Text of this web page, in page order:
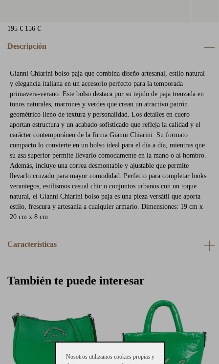
195 € 156 €
Descripción
Gianni Chiarini bolso paja que combina diseño artesanal, estilo natural
y elegancia italiana en un accesorio perfecto para la temporada
primavera-verano. Este bolso destaca por su tejido de paja trenzada en
tonos naturales, marrones y verdes que crean un atractivo patrón
geométrico lleno de textura y personalidad. Los detalles en cuero
aportan estructura y un acabado sofisticado que refleja la calidad y el
carácter contemporáneo de la firma Gianni Chiarini. Su formato
compacto lo convierte en un bolso ideal para el día a día, mientras que
su asa superior permite llevarlo cómodamente en la mano o al hombro.
Además, incluye una correa desmontable y ajustable que permite
llevarlo cruzado para mayor comodidad. Perfecto para completar looks
veraniegos, estilismos casual chic o conjuntos urbanos con un toque
natural, el Gianni Chiarini bolso paja es una pieza versátil que aporta
estilo, frescura y artesanía a cualquier armario. Dimensiones: 19 cm x
20 cm x 8 cm
Características
También te puede interesar
Nosotros utilizamos cookies propias y